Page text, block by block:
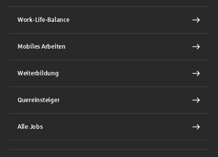
Work-Life-Balance
Mobiles Arbeiten
Weiterbildung
Quereinsteiger
Alle Jobs